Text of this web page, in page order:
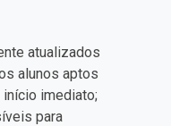
atualizados
alunos aptos
início imediato;
para